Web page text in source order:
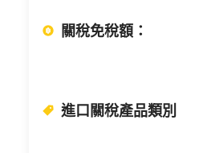
關稅免稅額 ：
進口關稅產品類別